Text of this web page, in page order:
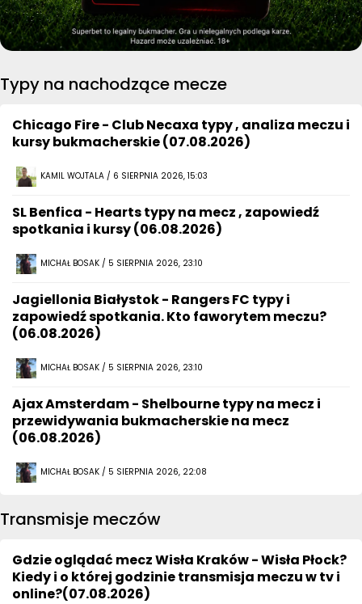
Typy na nachodzące mecze
Chicago Fire - Club Necaxa typy , analiza meczu i
kursy bukmacherskie (07.08.2026)
KAMIL WOJTALA / 6 SIERPNIA 2026, 15:03
SL Benfica - Hearts typy na mecz , zapowiedź
spotkania i kursy (06.08.2026)
MICHAŁ BOSAK / 5 SIERPNIA 2026, 23:10
Jagiellonia Białystok - Rangers FC typy i
zapowiedź spotkania. Kto faworytem meczu?
(06.08.2026)
MICHAŁ BOSAK / 5 SIERPNIA 2026, 23:10
Ajax Amsterdam - Shelbourne typy na mecz i
przewidywania bukmacherskie na mecz
(06.08.2026)
MICHAŁ BOSAK / 5 SIERPNIA 2026, 22:08
Transmisje meczów
Gdzie oglądać mecz Wisła Kraków - Wisła Płock?
Kiedy i o której godzinie transmisja meczu w tv i
online?(07.08.2026)